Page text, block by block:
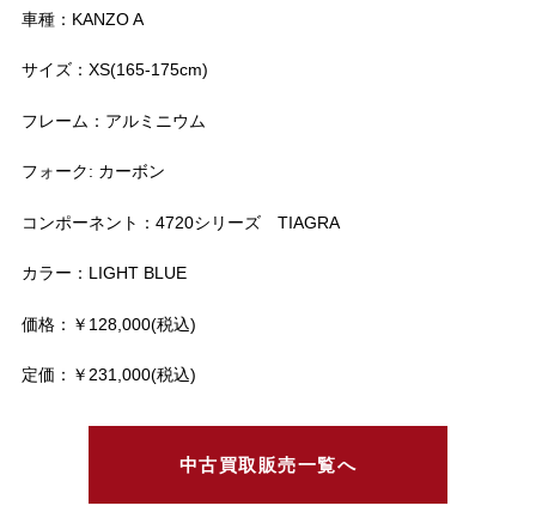
車種：KANZO A
サイズ：XS(165-175cm)
フレーム：アルミニウム
フォーク: カーボン
コンポーネント：4720シリーズ TIAGRA
カラー：LIGHT BLUE
価格：￥128,000(税込)
定価：￥231,000(税込)
中古買取販売一覧へ